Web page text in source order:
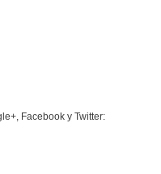
Facebook y Twitter: